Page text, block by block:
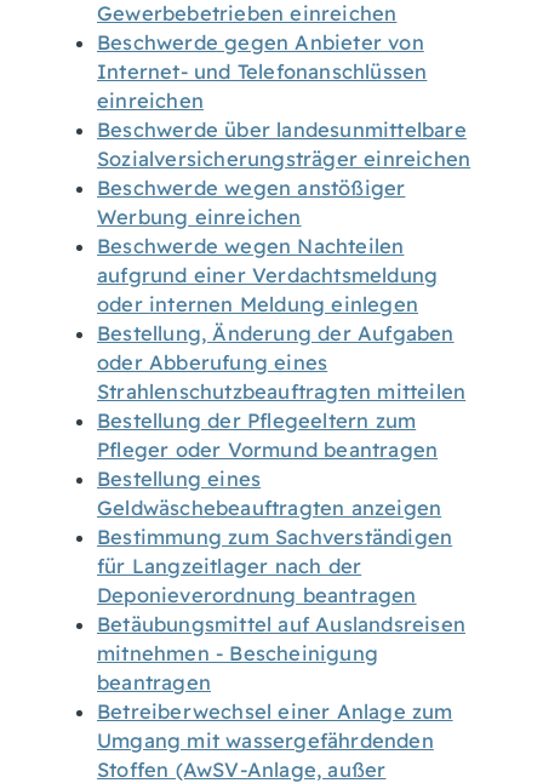
Gewerbebetrieben einreichen
Beschwerde gegen Anbieter von
Internet- und Telefonanschlüssen
einreichen
Beschwerde über landesunmittelbare
Sozialversicherungsträger einreichen
Beschwerde wegen anstößiger
Werbung einreichen
Beschwerde wegen Nachteilen
aufgrund einer Verdachtsmeldung
oder internen Meldung einlegen
Bestellung, Änderung der Aufgaben
oder Abberufung eines
Strahlenschutzbeauftragten mitteilen
Bestellung der Pflegeeltern zum
Pfleger oder Vormund beantragen
Bestellung eines
Geldwäschebeauftragten anzeigen
Bestimmung zum Sachverständigen
für Langzeitlager nach der
Deponieverordnung beantragen
Betäubungsmittel auf Auslandsreisen
mitnehmen - Bescheinigung
beantragen
Betreiberwechsel einer Anlage zum
Umgang mit wassergefährdenden
Stoffen (AwSV-Anlage, außer